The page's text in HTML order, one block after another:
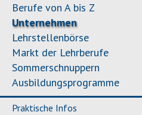
Berufe von A bis Z
Unternehmen
Lehrstellenbörse
Markt der Lehrberufe
Sommerschnuppern
Ausbildungsprogramme
Praktische Infos